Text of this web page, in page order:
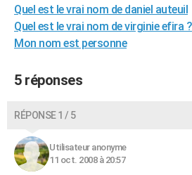
Destinations
City break
Voyage nature
Voyage de noces
Forum
Climat
+PHOTO
GUIDES D'ACHAT
Carte de Noël
Carte Bonne année
Carte Saint-Valentin
Carte Pâques
Carte d'anniversaire
Dictionnaire
Biographies
Citations
Expressions
Proverbes
PROGRAMME TV
Quel est le vrai nom de daniel auteuil
Quel est le vrai nom de virginie efira ?
Mon nom est personne
5 réponses
RÉPONSE 1 / 5
Utilisateur anonyme
11 oct. 2008 à 20:57